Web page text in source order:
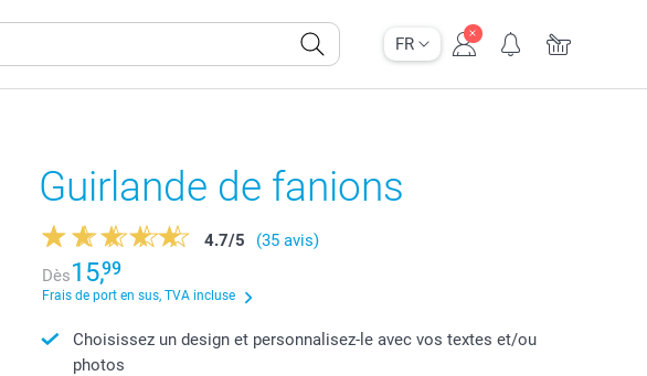
FR
Guirlande de fanions
4.7/5
(35 avis)
Dès15,99
Frais de port en sus, TVA incluse
Choisissez un design et personnalisez-le avec vos textes et/ou
photos